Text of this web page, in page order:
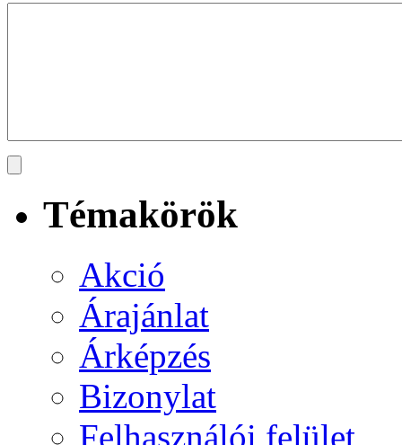
Témakörök
Akció
Árajánlat
Árképzés
Bizonylat
Felhasználói felület